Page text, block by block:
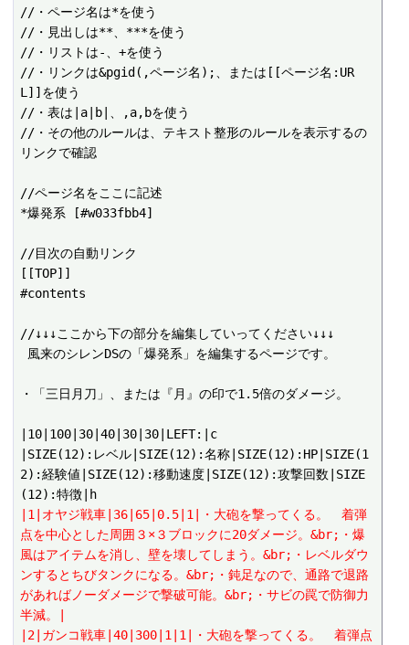
//・ページ名は*を使う
//・見出しは**、***を使う
//・リストは-、+を使う
//・リンクは&pgid(,ページ名);、または[[ページ名:UR
L]]を使う
//・表は|a|b|、,a,bを使う
//・その他のルールは、テキスト整形のルールを表示するの
リンクで確認
//ページ名をここに記述
*爆発系 [#w033fbb4]
//目次の自動リンク
[[TOP]]
#contents
//↓↓↓ここから下の部分を編集していってください↓↓↓
・「三日月刀」、または『月』の印で1.5倍のダメージ。
|10|100|30|40|30|30|LEFT:|c
|SIZE(12):レベル|SIZE(12):名称|SIZE(12):HP|SIZE(1
2):経験値|SIZE(12):移動速度|SIZE(12):攻撃回数|SIZE
|1|オヤジ戦車|36|65|0.5|1|・大砲を撃ってくる。　着弾
点を中心とした周囲３×３ブロックに20ダメージ。&br;・爆
風はアイテムを消し、壁を壊してしまう。&br;・レベルダウ
ンするとちびタンクになる。&br;・鈍足なので、通路で退路
があればノーダメージで撃破可能。&br;・サビの罠で防御力
半減。|
|2|ガンコ戦車|40|300|1|1|・大砲を撃ってくる。　着弾点